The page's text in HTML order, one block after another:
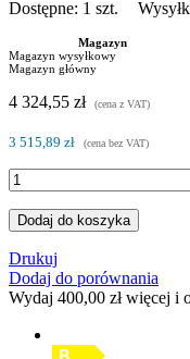
Dostępne: 1 szt.
Magazyn
Magazyn wysyłkowy
Magazyn główny
4 324,55 zł (cena z VAT)
3 515,89 zł (cena bez VAT)
Dodaj do koszyka
Drukuj
Dodaj do porównania
Wydaj 400,00 złwięcej i